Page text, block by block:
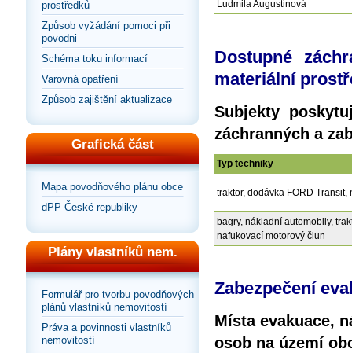
prostředků
Způsob vyžádání pomoci při
povodni
Schéma toku informací
Varovná opatření
Způsob zajištění aktualizace
Grafická část
Mapa povodňového plánu obce
dPP České republiky
Plány vlastníků nem.
Formulář pro tvorbu povodňových
plánů vlastníků nemovitostí
Práva a povinnosti vlastníků
nemovitostí
Ludmila Augustinová
Dostupné
materiální
Subjekty
záchranných a
Typ techniky
traktor, dodávka FORD
bagry, nákladní automobily,
nafukovací motorový člun
Zabezpečení
Místa evakuace,
osob na území